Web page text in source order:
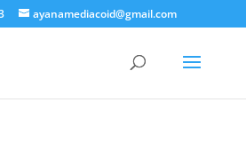
ayanamediacoid@gmail.com